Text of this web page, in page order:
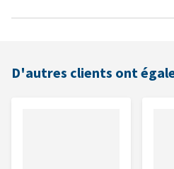
D'autres clients ont